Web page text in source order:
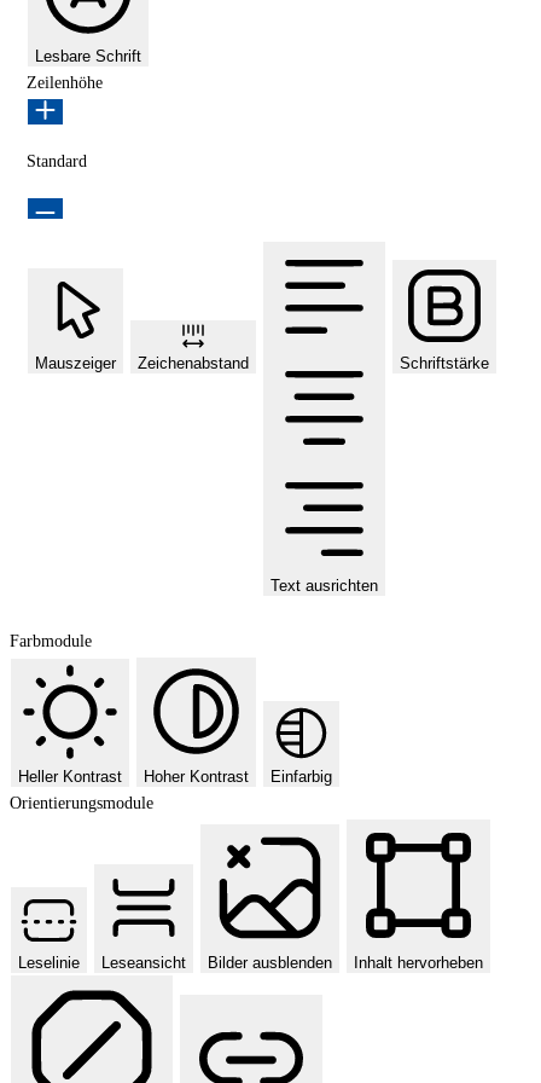
Lesbare Schrift
Zeilenhöhe
Standard
Mauszeiger Zeichenabstand
Text ausrichten
Schriftstärke
Farbmodule
Heller Kontrast Hoher Kontrast
Einfarbig
Orientierungsmodule
Leselinie Leseansicht Bilder ausblenden Inhalt hervorheben